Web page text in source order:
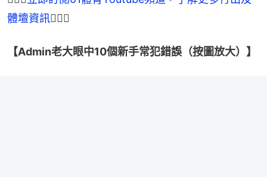
體壇資訊🏃🏾‍♀
【Admin老大眼中10個新手常犯錯誤（按圖放大）】